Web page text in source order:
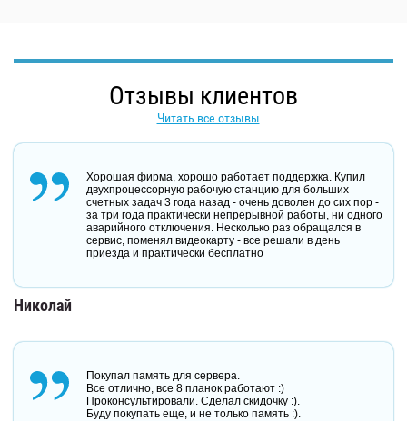
Отзывы клиентов
Читать все отзывы
Хорошая фирма, хорошо работает поддержка. Купил
двухпроцессорную рабочую станцию для больших
счетных задач 3 года назад - очень доволен до сих пор -
за три года практически непрерывной работы, ни одного
аварийного отключения. Несколько раз обращался в
сервис, поменял видеокарту - все решали в день
приезда и практически бесплатно
Николай
Покупал память для сервера.
Все отлично, все 8 планок работают :)
Проконсультировали. Сделал скидочку :).
Буду покупать еще, и не только память :).